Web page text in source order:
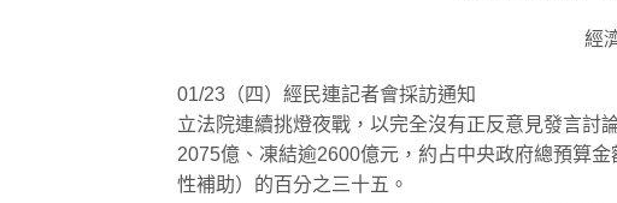
經
01/23（四）經民連記者會採訪通知
立法院連續挑燈夜戰，以完全沒有正反意見發言討
2075億、凍結逾2600億元，約占中央政府總預算
性補助）的百分之三十五。